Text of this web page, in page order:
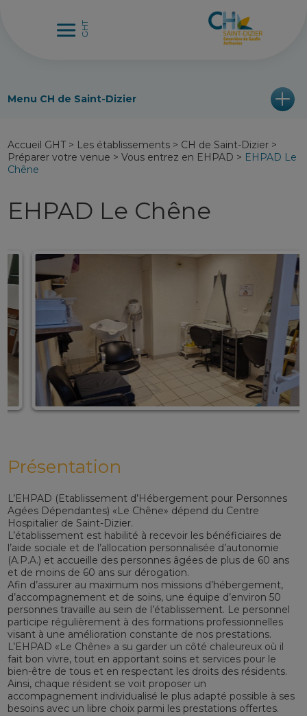
Menu CH de Saint-Dizier
Accueil GHT> Les établissements > CH de Saint-Dizier >
Préparer votre venue >Vous entrez en EHPAD > EHPAD Le
Chêne
EHPAD Le Chêne
Présentation
L’EHPAD (Etablissement d’Hébergement pour Personnes
Agées Dépendantes) «Le Chêne» dépend du Centre
Hospitalier de Saint-Dizier.
L’établissement est habilité à recevoir les bénéficiaires de
l’aide sociale et de l’allocation personnalisée d’autonomie
(A.P.A.) et accueille des personnes âgées de plus de 60 ans
et de moins de 60 ans sur dérogation.
Afin d’assurer au maximum nos missions d’hébergement,
d’accompagnement et de soins, une équipe d’environ 50
personnes travaille au sein de l’établissement. Le personnel
participe régulièrement à des formations professionnelles
visant à une amélioration constante de nos prestations.
L’EHPAD «Le Chêne» a su garder un côté chaleureux où il
fait bon vivre, tout en apportant soins et services pour le
bien-être de tous et en respectant les droits des résidents.
Ainsi, chaque résident se voit proposer un
accompagnement individualisé le plus adapté possible à ses
besoins avec un libre choix parmi les prestations offertes.